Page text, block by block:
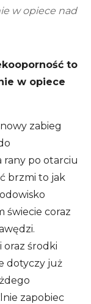
w opiece nad
to
w opiece
zabieg
rany po otarciu
brzmi to jak
świecie coraz
oraz środki
dotyczy już
zapobiec